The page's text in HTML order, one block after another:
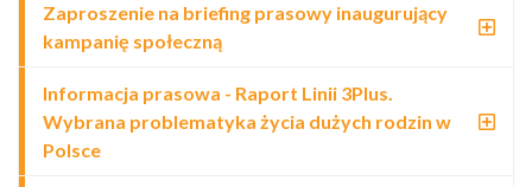
Zaproszenie na briefing prasowy inaugurujący
kampanię społeczną
Informacja prasowa - Raport Linii 3Plus.
Wybrana problematyka życia dużych rodzin w
Polsce